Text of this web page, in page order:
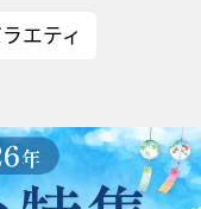
エティ